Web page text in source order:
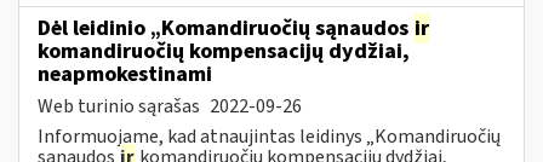
Dėl leidinio „Komandiruočių sąnaudos ir
komandiruočių kompensacijų dydžiai,
neapmokestinami
Web turinio sąrašas 2022-09-26
Informuojame, kad atnaujintas leidinys „Komandiruočių
sąnaudos ir komandiruočių kompensacijų dydžiai,